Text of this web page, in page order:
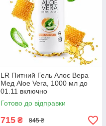
LR Питний Гель Алоє Вера
Мед Aloe Vera, 1000 мл до
01.11 включно
Готово до відправки
715 ₴ 845 ₴